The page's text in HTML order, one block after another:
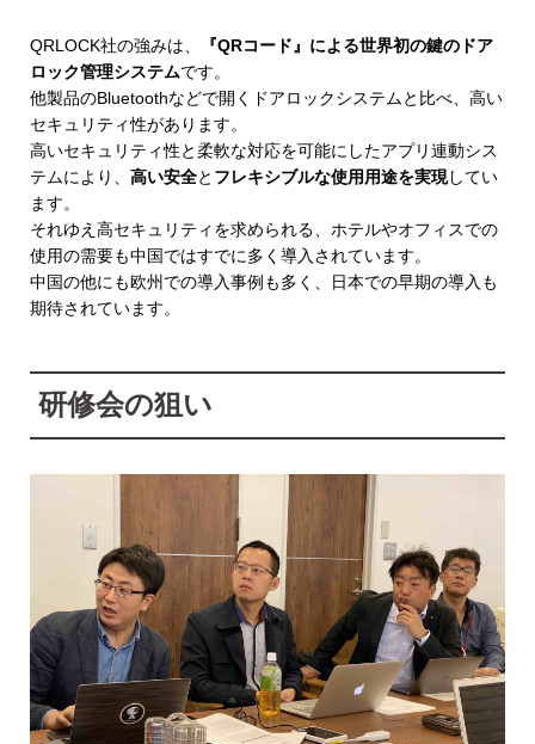
QRLOCK社の強みは、
『QRコード』による世界初の鍵のドア
ロック管理システムです。
他製品のBluetoothなどで開くドアロックシステムと比べ、高い
セキュリティ性があります。
高いセキュリティ性と柔軟な対応を可能にしたアプリ連動シス
テムにより、 高い安全と フレキシブルな使用用途を実現してい
ます。
それゆえ高セキュリティを求められる、ホテルやオフィスでの
使用の需要も中国ではすでに多く導入されています。
中国の他にも欧州での導入事例も多く、日本での早期の導入も
期待されています。
研修会の狙い